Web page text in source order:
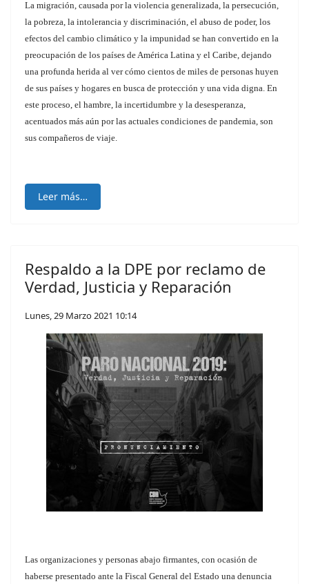
La migración, causada por la violencia generalizada, la persecución,
la pobreza, la intolerancia y discriminación, el abuso de poder, los
efectos del cambio climático y la impunidad se han convertido en la
preocupación de los países de América Latina y el Caribe, dejando
una profunda herida al ver cómo cientos de miles de personas huyen
de sus países y hogares en busca de protección y una vida digna. En
este proceso, el hambre, la incertidumbre y la desesperanza,
acentuados más aún por las actuales condiciones de pandemia, son
sus compañeros de viaje.
Leer más…
Respaldo a la DPE por reclamo de
Verdad, Justicia y Reparación
Lunes, 29 Marzo 2021 10:14
Las organizaciones y personas abajo firmantes, con ocasión de
haberse presentado ante la Fiscal General del Estado una denuncia